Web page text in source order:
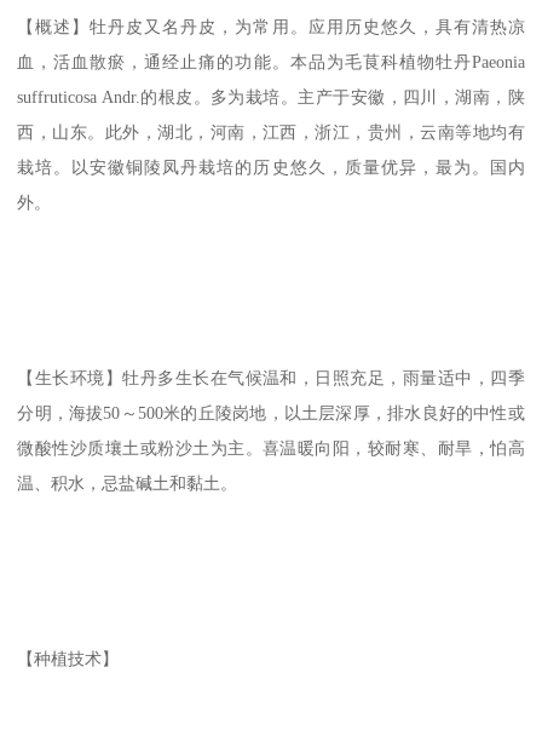
【概述】牡丹皮又名丹皮，为常用。应用历史悠久，具有清热凉
血，活血散瘀，通经止痛的功能。本品为毛茛科植物牡丹Paeonia
suffruticosa Andr.的根皮。多为栽培。主产于安徽，四川，湖南，陕
西，山东。此外，湖北，河南，江西，浙江，贵州，云南等地均有
栽培。以安徽铜陵凤丹栽培的历史悠久，质量优异，最为。国内
外。
【生长环境】牡丹多生长在气候温和，日照充足，雨量适中，四季
分明，海拔50～500米的丘陵岗地，以土层深厚，排水良好的中性或
微酸性沙质壤土或粉沙土为主。喜温暖向阳，较耐寒、耐旱，怕高
温、积水，忌盐碱土和黏土。
【种植技术】